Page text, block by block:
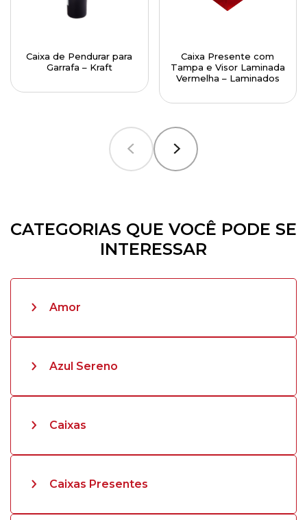
Caixa de Pendurar para
Garrafa – Kraft
Caixa Presente com
Tampa e Visor Laminada
Vermelha – Laminados
CATEGORIAS QUE VOCÊ PODE SE
INTERESSAR
Amor
Azul Sereno
Caixas
Caixas Presentes